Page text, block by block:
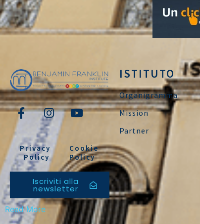
Privacy
Policy
Cookie
Policy
Iscriviti alla
newsletter
ISTITUTO
Organigramma
Mission
Partner
Read More